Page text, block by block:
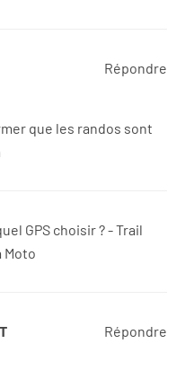
que les randos sont
Répondre
GPS choisir ? - Trail
Moto
Répondre